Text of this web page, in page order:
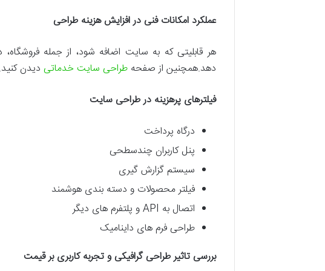
عملکرد امکانات فنی در افزایش هزینه طراحی
هر قابلیتی که به سایت اضافه شود، از جمله
دهد.همچنین از صفحهطراحی سایت خدماتی دیدن کنید.
فیلترهای پرهزینه در طراحی سایت
درگاه پرداخت
پنل کاربران چندسطحی
سیستم گزارش گیری
فیلتر محصولات و دسته بندی هوشمند
اتصال به API و پلتفرم های دیگر
طراحی فرم های داینامیک
بررسی تاثیر طراحی گرافیکی و تجربه کاربری بر قیمت